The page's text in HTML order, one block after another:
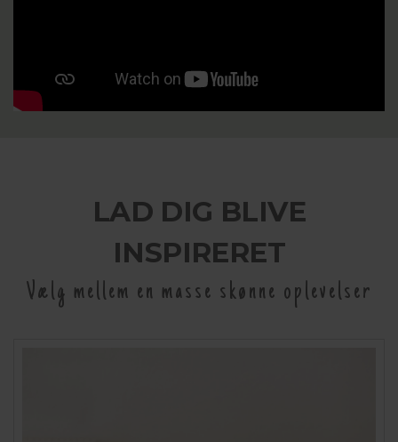
LAD DIG BLIVE
INSPIRERET
Vælg mellem en masse skønne oplevelser